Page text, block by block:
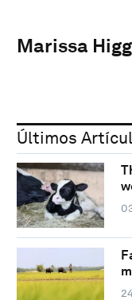
Marissa
Últimos